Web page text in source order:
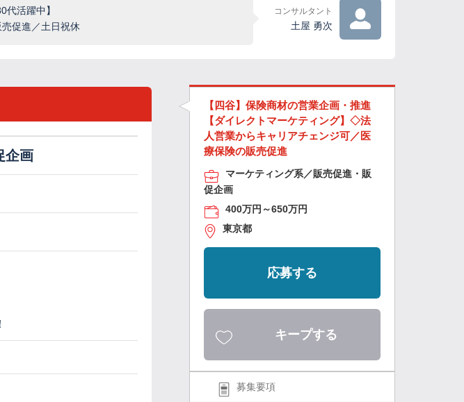
活躍中】
促進／土日祝休
コンサルタント
土屋 勇次
企画
【四谷】保険商材の営業企画・推進
【ダイレクトマーケティング】◇法
人営業からキャリアチェンジ可／医
療保険の販売促進
マーケティング系／販売促進・販
促企画
400万円～650万円
東京都
応募する
キープする
募集要項